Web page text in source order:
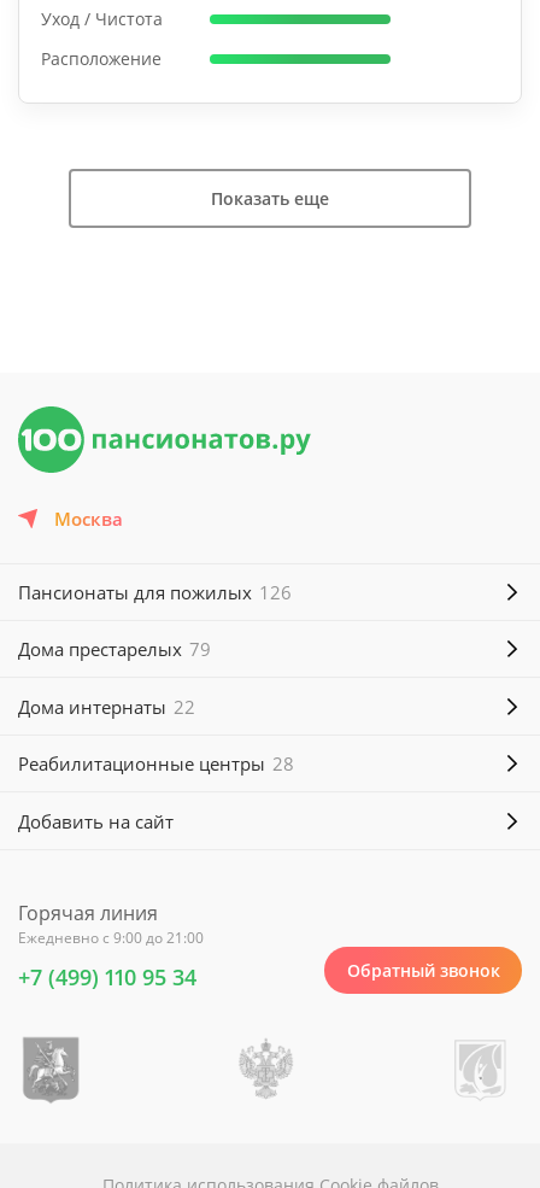
Уход / Чистота
Расположение
Показать еще
Москва
Добавить на сайт
Пансионаты для пожилых 126
Дома престарелых 79
Дома интернаты 22
Реабилитационные центры 28
Горячая линия
Ежедневно с 9:00 до 21:00
+7 (499) 110 95 34 Обратный звонок